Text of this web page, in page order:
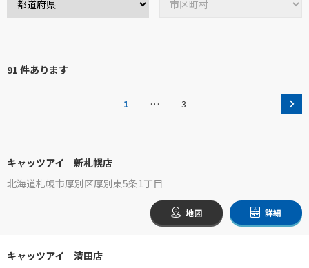
91 件あります
1 … 3
キャッツアイ 新札幌店
北海道札幌市厚別区厚別東5条1丁目
地図 詳細
キャッツアイ 清田店